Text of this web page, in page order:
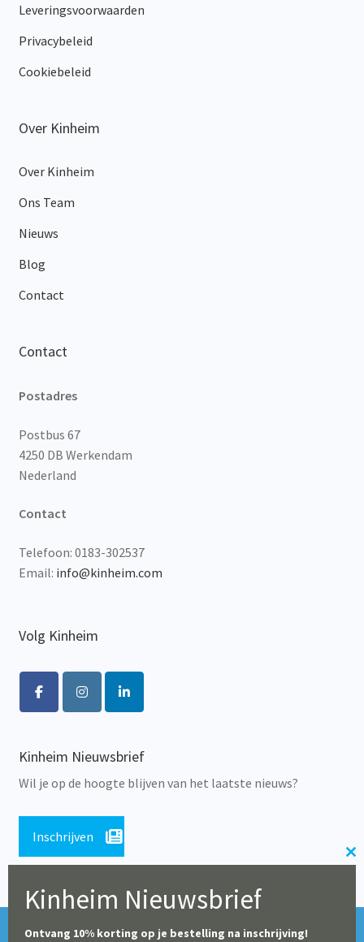
Leveringsvoorwaarden
Privacybeleid
Cookiebeleid
Over Kinheim
Over Kinheim
Ons Team
Nieuws
Blog
Contact
Contact
Postadres
Postbus 67
4250 DB Werkendam
Nederland
Contact
Telefoon: 0183-302537
Email: info@kinheim.com
Volg Kinheim
Kinheim Nieuwsbrief
Wil je op de hoogte blijven van het laatste nieuws?
Inschrijven
© Alle rechten voorbehouden 2026 | Educatieve Uitgeverij
Tijdens de zomerperiode blijft onze webshop geopend,
Kinheim Nieuwsbrief
Ontvang 10% korting op je bestelling na inschrijving!